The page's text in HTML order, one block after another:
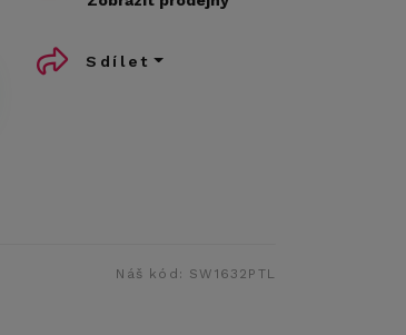
Sdílet
Náš kód: SW1632PTL